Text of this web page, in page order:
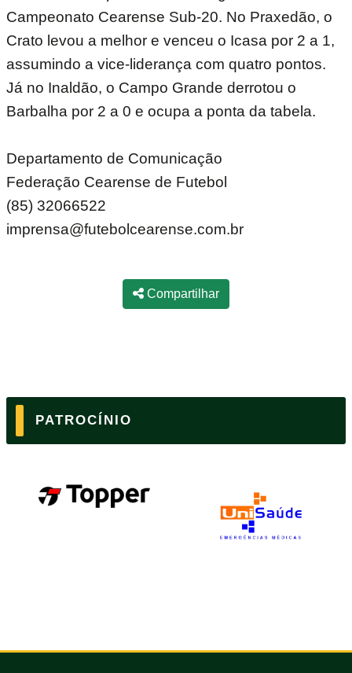
Campeonato Cearense Sub-20. No Praxedão, o
Crato levou a melhor e venceu o Icasa por 2 a 1,
assumindo a vice-liderança com quatro pontos.
Já no Inaldão, o Campo Grande derrotou o
Barbalha por 2 a 0 e ocupa a ponta da tabela.
Departamento de Comunicação
Federação Cearense de Futebol
(85) 32066522
imprensa@futebolcearense.com.br
Compartilhar
PATROCÍNIO